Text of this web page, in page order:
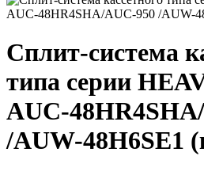
Сплит-система
типа серии
AUC-
/AUW-48H6SE1